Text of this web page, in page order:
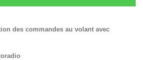
des commandes au volant avec